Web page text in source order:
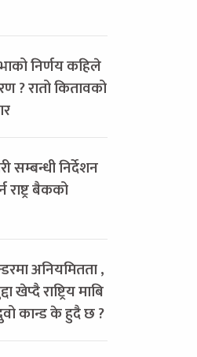
निर्णय कहिले
? रातो कितावको
सम्बन्धी निर्देशन
राष्ट्र बैकको
अनियमितता ,
खेप्दै राष्ट्रिय माबि
कान्ड के हुदै छ ?